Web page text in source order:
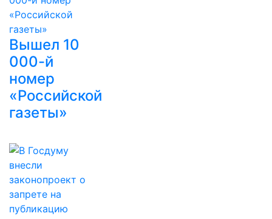
Вышел 10
000-й
номер
«Российской
газеты»